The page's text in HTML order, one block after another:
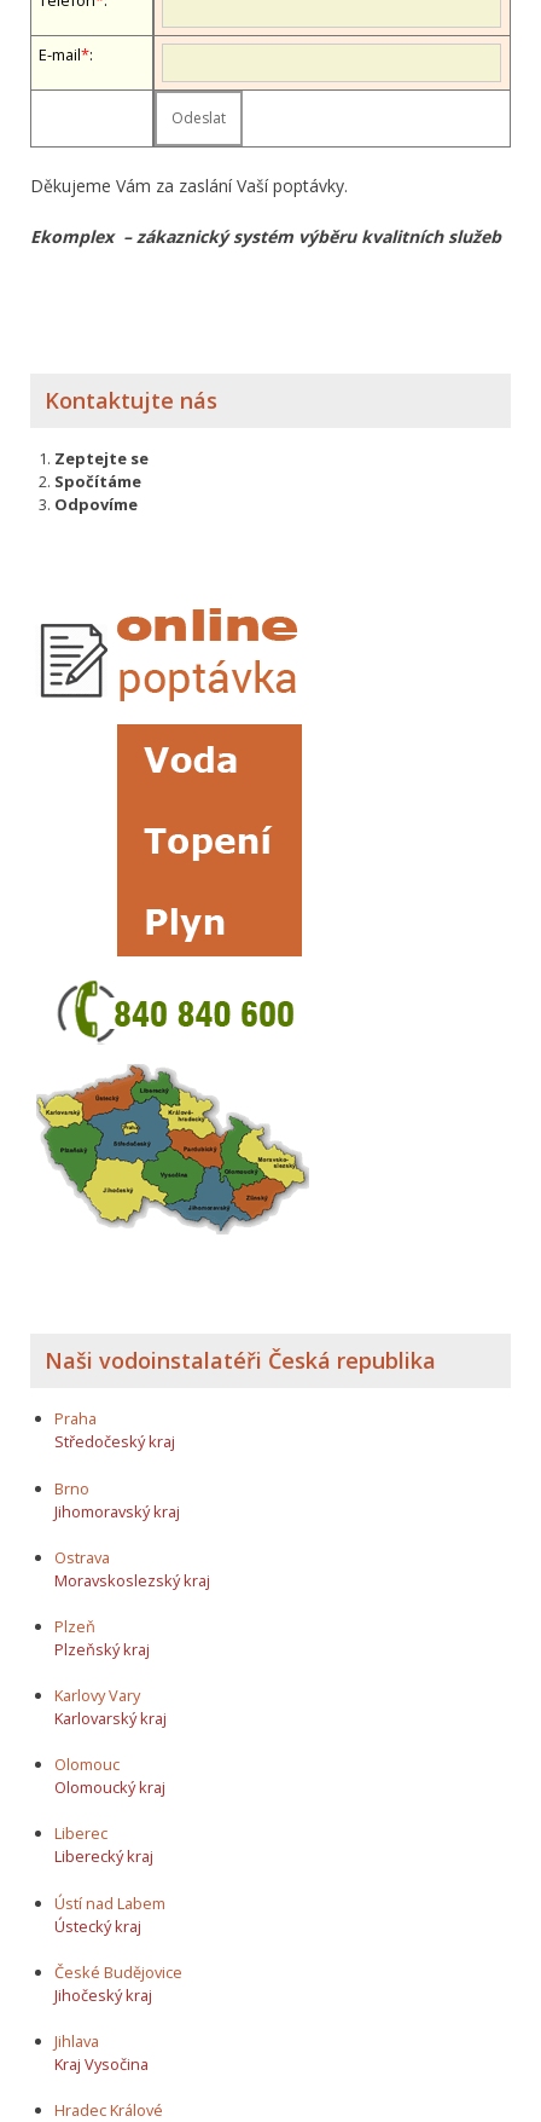
E-mail*:
Děkujeme Vám za zaslání Vaší poptávky.
Ekomplex – zákaznický systém výběru kvalitních služeb
Kontaktujte nás
Zeptejte se
Spočítáme
Odpovíme
Naši vodoinstalatéři Česká republika
Praha
Středočeský kraj
Brno
Jihomoravský kraj
Ostrava
Moravskoslezský kraj
Plzeň
Plzeňský kraj
Karlovy Vary
Karlovarský kraj
Olomouc
Olomoucký kraj
Liberec
Liberecký kraj
Ústí nad Labem
Ústecký kraj
České Budějovice
Jihočeský kraj
Jihlava
Kraj Vysočina
Hradec Králové